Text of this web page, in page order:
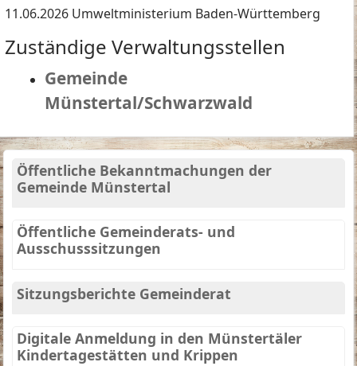
11.06.2026 Umweltministerium Baden-Württemberg
Zuständige Verwaltungsstellen
Gemeinde
Münstertal/Schwarzwald
Öffentliche Bekanntmachungen der
Gemeinde Münstertal
Öffentliche Gemeinderats- und
Ausschusssitzungen
Sitzungsberichte Gemeinderat
Digitale Anmeldung in den Münstertäler
Kindertagestätten und Krippen